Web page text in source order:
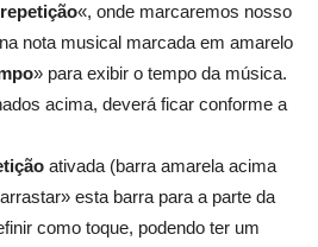
«, onde marcaremos nosso
nota musical marcada em amarelo
» para exibir o tempo da música.
acima, deverá ficar conforme a
ativada (barra amarela acima
esta barra para a parte da
como toque, podendo ter um